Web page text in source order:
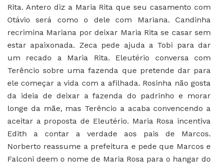
Rita. Antero diz a Maria Rita que seu casamento com
Otávio será como o dele com Mariana. Candinha
recrimina Mariana por deixar Maria Rita se casar sem
estar apaixonada. Zeca pede ajuda a Tobi para dar
um recado a Maria Rita. Eleutério conversa com
Terêncio sobre uma fazenda que pretende dar para
ele começar a vida com a afilhada. Rosinha não gosta
da ideia de deixar a fazenda do padrinho e morar
longe da mãe, mas Terêncio a acaba convencendo a
aceitar a proposta de Eleutério. Maria Rosa incentiva
Edith a contar a verdade aos pais de Marcos.
Norberto reassume a prefeitura e pede que Marcos e
Falconi deem o nome de Maria Rosa para o hangar do